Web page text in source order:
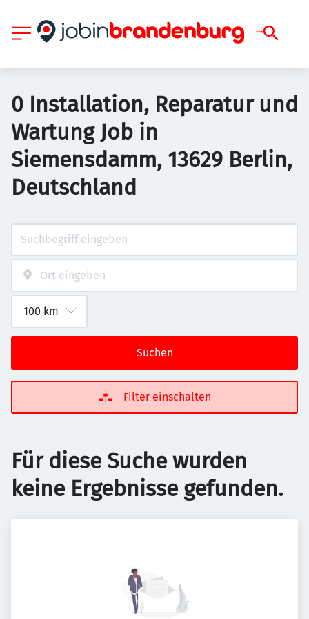
0 Installation, Reparatur und
Wartung Job in
Siemensdamm, 13629 Berlin,
Deutschland
Suchen
Filter einschalten
Für diese Suche wurden
keine Ergebnisse gefunden.